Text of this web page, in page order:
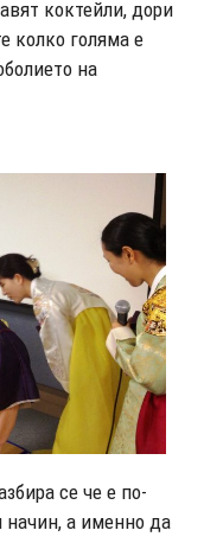
коктейли, дори
колко голяма е
на
се че е по-
начин, а именно да